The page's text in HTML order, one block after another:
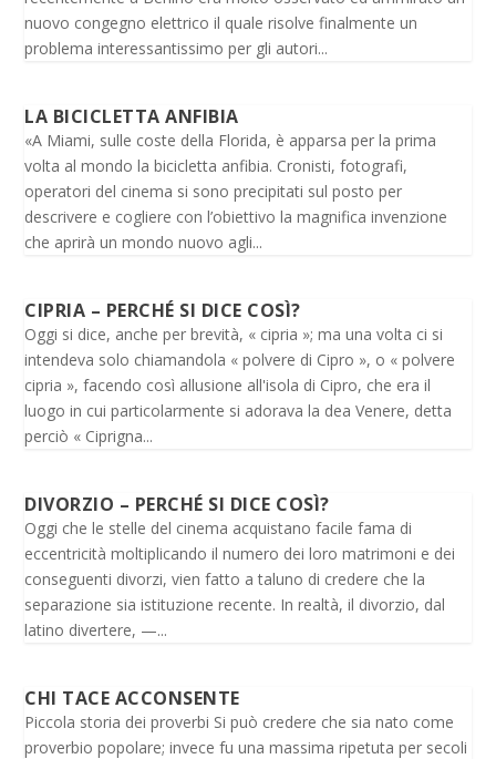
nuovo congegno elettrico il quale risolve finalmente un
problema interessantissimo per gli autori...
LA BICICLETTA ANFIBIA
«A Miami, sulle coste della Florida, è apparsa per la prima
volta al mondo la bicicletta anfibia. Cronisti, fotografi,
operatori del cinema si sono precipitati sul posto per
descrivere e cogliere con l’obiettivo la magnifica invenzione
che aprirà un mondo nuovo agli...
CIPRIA – PERCHÉ SI DICE COSÌ?
Oggi si dice, anche per brevità, « cipria »; ma una volta ci si
intendeva solo chiamandola « polvere di Cipro », o « polvere
cipria », facendo così allusione all'isola di Cipro, che era il
luogo in cui particolarmente si adorava la dea Venere, detta
perciò « Ciprigna...
DIVORZIO – PERCHÉ SI DICE COSÌ?
Oggi che le stelle del cinema acquistano facile fama di
eccentricità moltiplicando il numero dei loro matrimoni e dei
conseguenti divorzi, vien fatto a taluno di credere che la
separazione sia istituzione recente. In realtà, il divorzio, dal
latino divertere, —...
CHI TACE ACCONSENTE
Piccola storia dei proverbi Si può credere che sia nato come
proverbio popolare; invece fu una massima ripetuta per secoli